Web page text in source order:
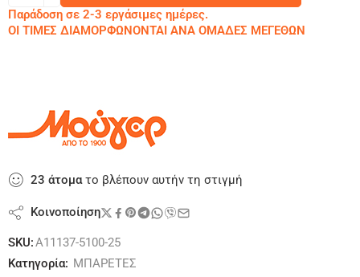
Παράδοση σε 2-3 εργάσιμες ημέρες.
ΟΙ ΤΙΜΕΣ ΔΙΑΜΟΡΦΩΝΟΝΤΑΙ ΑΝΑ ΟΜΑΔΕΣ ΜΕΓΕΘΩΝ
23 άτοματο βλέπουν αυτήν τη στιγμή
Κοινοποίηση
SKU:A11137-5100-25
Κατηγορία: ΜΠΑΡΕΤΕΣ